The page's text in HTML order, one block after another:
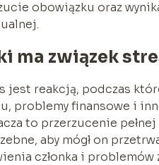
obowiązku oraz
ma związek
jest reakcją, podczas
problemy finansowe i
to przerzucenie
aby mógł on
członka i